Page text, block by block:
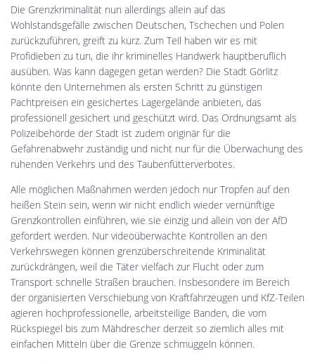
Die Grenzkriminalität nun allerdings allein auf das
Wohlstandsgefälle zwischen Deutschen, Tschechen und Polen
zurückzuführen, greift zu kurz. Zum Teil haben wir es mit
Profidieben zu tun, die ihr kriminelles Handwerk hauptberuflich
ausüben. Was kann dagegen getan werden? Die Stadt Görlitz
könnte den Unternehmen als ersten Schritt zu günstigen
Pachtpreisen ein gesichertes Lagergelände anbieten, das
professionell gesichert und geschützt wird. Das Ordnungsamt als
Polizeibehörde der Stadt ist zudem originär für die
Gefahrenabwehr zuständig und nicht nur für die Überwachung des
ruhenden Verkehrs und des Taubenfütterverbotes.
Alle möglichen Maßnahmen werden jedoch nur Tropfen auf den
heißen Stein sein, wenn wir nicht endlich wieder vernünftige
Grenzkontrollen einführen, wie sie einzig und allein von der AfD
gefordert werden. Nur videoüberwachte Kontrollen an den
Verkehrswegen können grenzüberschreitende Kriminalität
zurückdrängen, weil die Täter vielfach zur Flucht oder zum
Transport schnelle Straßen brauchen. Insbesondere im Bereich
der organisierten Verschiebung von Kraftfahrzeugen und KfZ-Teilen
agieren hochprofessionelle, arbeitsteilige Banden, die vom
Rückspiegel bis zum Mähdrescher derzeit so ziemlich alles mit
einfachen Mitteln über die Grenze schmuggeln können.